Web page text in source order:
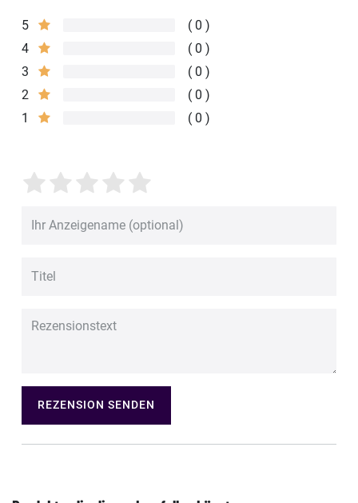
5
0
4
0
3
0
2
0
1
0
REZENSION SENDEN